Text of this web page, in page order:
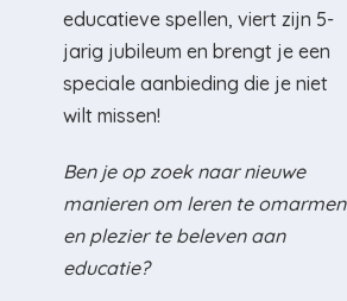
educatieve spellen, viert zijn 5-
jarig jubileum en brengt je een
speciale aanbieding die je niet
wilt missen!
Ben je op zoek naar nieuwe
manieren om leren te omarmen
en plezier te beleven aan
educatie?